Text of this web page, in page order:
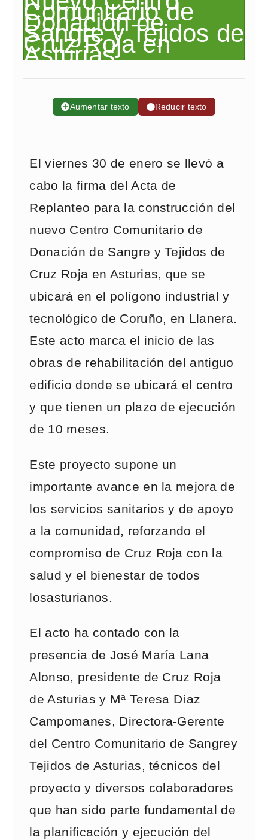
➕Aumentar texto ➖Reducir texto
El viernes 30 de enero se llevó a
cabo la firma del Acta de
Replanteo para la construcción del
nuevo Centro Comunitario de
Donación de Sangre y Tejidos de
Cruz Roja en Asturias, que se
ubicará en el polígono industrial y
tecnológico de Coruño, en Llanera.
Este acto marca el inicio de las
obras de rehabilitación del antiguo
edificio donde se ubicará el centro
y que tienen un plazo de ejecución
de 10 meses.
Este proyecto supone un
importante avance en la mejora de
los servicios sanitarios y de apoyo
a la comunidad, reforzando el
compromiso de Cruz Roja con la
salud y el bienestar de todos
losasturianos.
El acto ha contado con la
presencia de José María Lana
Alonso, presidente de Cruz Roja
de Asturias y Mª Teresa Díaz
Campomanes, Directora-Gerente
del Centro Comunitario de Sangrey
Tejidos de Asturias, técnicos del
proyecto y diversos colaboradores
que han sido parte fundamental de
la planificación y ejecución del